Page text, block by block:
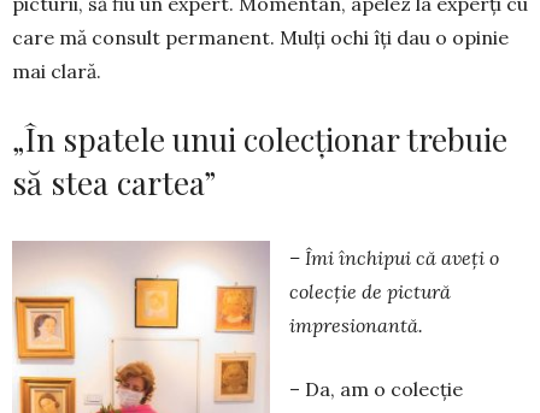
care mă consult permanent. Mulţi ochi îţi dau o opinie
mai clară.
„În spatele unui colecționar trebuie
să stea cartea”
– Îmi închipui că aveţi o
colecţie de pictură
impresionantă.
– Da, am o colecţie